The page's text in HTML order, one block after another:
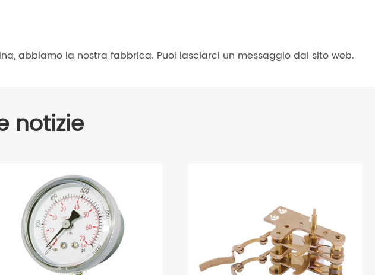
abbiamo la nostra fabbrica. Puoi lasciarci un messaggio dal sito web.
notizie